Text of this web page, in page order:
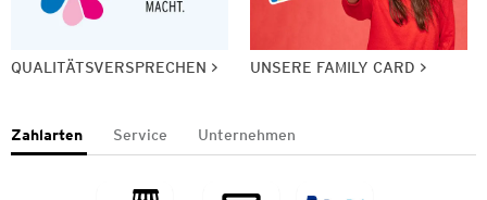
QUALITÄTSVERSPRECHEN UNSERE FAMILY CARD
Zahlarten Service Unternehmen